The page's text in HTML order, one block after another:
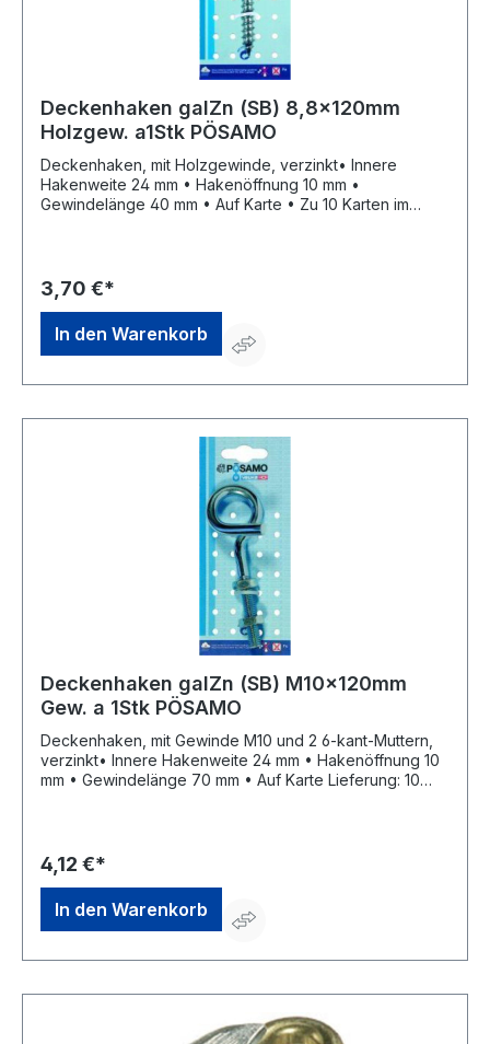
Deckenhaken galZn (SB) 8,8x120mm
Holzgew. a1Stk PÖSAMO
Deckenhaken, mit Holzgewinde, verzinkt• Innere
Hakenweite 24 mm • Hakenöffnung 10 mm •
Gewindelänge 40 mm • Auf Karte • Zu 10 Karten im
3,70 €*
In den Warenkorb
Deckenhaken galZn (SB) M10x120mm
Gew. a 1Stk PÖSAMO
Deckenhaken, mit Gewinde M10 und 2 6-kant-Muttern,
verzinkt• Innere Hakenweite 24 mm • Hakenöffnung 10
mm • Gewindelänge 70 mm • Auf Karte Lieferung: 10
4,12 €*
In den Warenkorb